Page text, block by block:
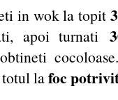
in wok la topit
apoi turnati
lafoc